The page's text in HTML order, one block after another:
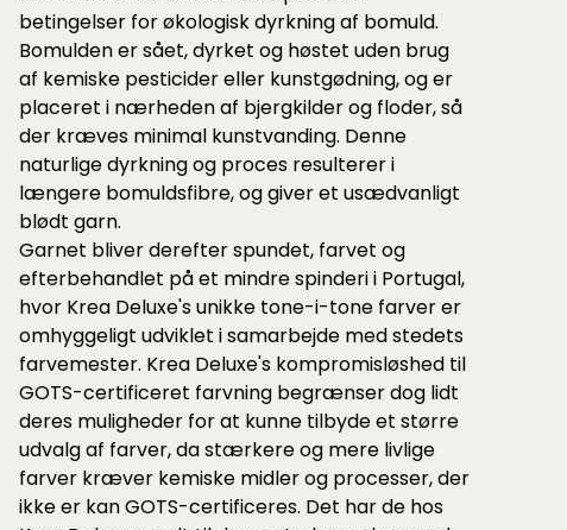
betingelser for økologisk dyrkning af bomuld.
Bomulden er sået, dyrket og høstet uden brug
af kemiske pesticider eller kunstgødning, og er
placeret i nærheden af bjergkilder og floder, så
der kræves minimal kunstvanding. Denne
naturlige dyrkning og proces resulterer i
længere bomuldsfibre, og giver et usædvanligt
blødt garn.
Garnet bliver derefter spundet, farvet og
efterbehandlet på et mindre spinderi i Portugal,
hvor Krea Deluxe's unikke tone-i-tone farver er
omhyggeligt udviklet i samarbejde med stedets
farvemester. Krea Deluxe's kompromisløshed til
GOTS-certificeret farvning begrænser dog lidt
deres muligheder for at kunne tilbyde et større
udvalg af farver, da stærkere og mere livlige
farver kræver kemiske midler og processer, der
ikke er kan GOTS-certificeres. Det har de hos